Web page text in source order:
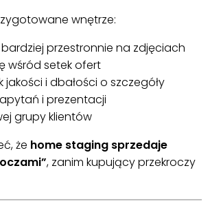
wnętrze:
przestronnie na zdjęciach
wśród setek ofert
jakości i dbałości o szczegóły
i prezentacji
grupy klientów
że home staging sprzedaje
, zanim kupujący przekroczy